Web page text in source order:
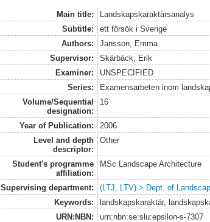
Main title:
Landskapskaraktärsanalys
Subtitle:
ett försök i Sverige
Authors:
Jansson, Emma
Supervisor:
Skärbäck, Erik
Examiner:
UNSPECIFIED
Series:
Examensarbeten inom
Volume/Sequential
designation:
16
Year of Publication:
2006
Level and depth
descriptor:
Other
Student's programme
affiliation:
MSc Landscape Architecture
Supervising department:
(LTJ, LTV) > Dept. of
Keywords:
landskapskaraktär,
URN:NBN:
urn:nbn:se:slu:epsilon-s-7307